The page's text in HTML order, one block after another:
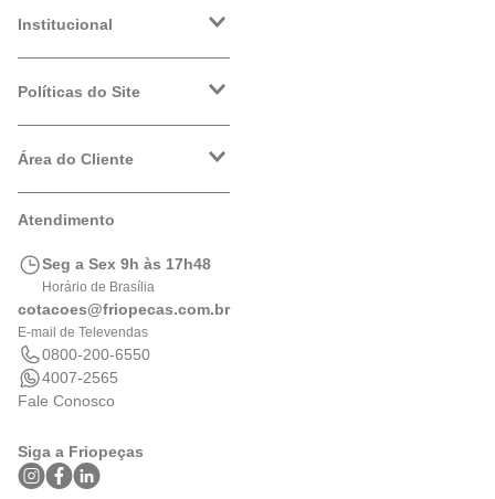
Institucional
Trabalhe Conosco
Políticas do Site
Política de Privacidade
Logística
Área do Cliente
Meus Pedidos
Portal de Boletos
Atendimento
Seg a Sex 9h às 17h48
Horário de Brasília
cotacoes@friopecas.com.br
E-mail de Televendas
0800-200-6550
4007-2565
Fale Conosco
Siga a Friopeças